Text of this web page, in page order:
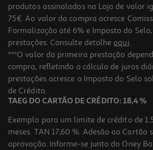
3.5
Capa Silicone Samsung A35 Azul Claro
39.9 €/un
39,90 €
produtos assinalados na Loja de valor
75€. Ao valor da compra acresce
Formalização até 6% e Imposto do
prestações. Consulte detalhe aqui.
***O valor da primeira prestação
compra, refletindo o cálculo de juros
prestações acresce o Imposto do Selo
de Crédito.
TAEG DO CARTÃO DE CRÉDITO: 18,4 %
Exemplo para um limite de crédito de
meses. TAN 17,60 %. Adesão ao Cartão
aprovação. Informe-se junto do Oney